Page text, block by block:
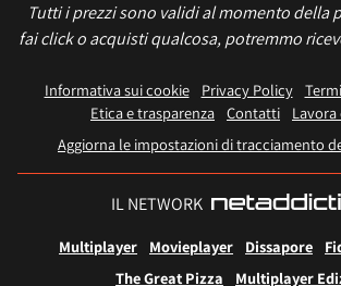
Tutti i prezzi sono validi al momento della
fai click o acquisti qualcosa, potremmo
Informativa sui cookie Privacy Policy
Etica e trasparenza Contatti
Aggiorna le impostazioni di tracciamento
IL NETWORK
Multiplayer Movieplayer Dissapore
The Great Pizza
Multiplayer